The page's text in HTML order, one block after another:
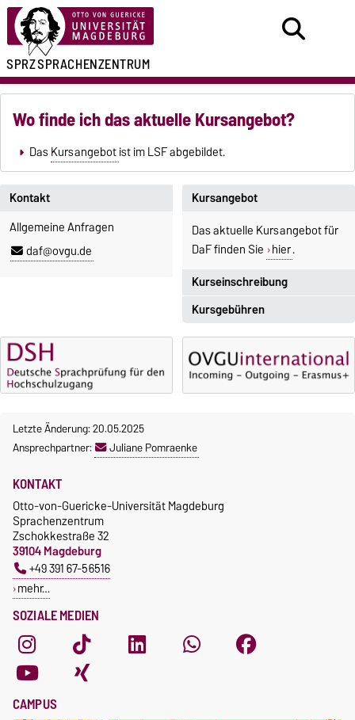
SPRZSPRACHENZENTRUM
Wo finde ich das aktuelle Kursangebot?
DasKursangebotist im LSF abgebildet.
Kontakt
Allgemeine Anfragen
daf@ovgu.de
Kurseinschreibung
Einschreibezeitraum:
5. Oktober 2026, 9.00 Uhr bis
23. Oktober 2026, 18 Uhr
Moodle
OVGU-Account
Oktober 2026.
Kursteilnahme nur nach
Anmeldung
Kursangebot
Das aktuelle Kursangebot für
DaF finden Sie hier.
Kursgebühren
Sprachkurse sind i. d. R.
gebührenpflichtig.
Gebühren
curricularer Sprachausbildung
Incomings
Letzte Änderung: 20.05.2025
Ansprechpartner:
Juliane Pomraenke
SOZIALE MEDIEN
KONTAKT
Otto-von-Guericke-Universität Magdeburg
Sprachenzentrum
Zschokkestraße 32
39104 Magdeburg
+49 391 67-56516
mehr…
CAMPUS